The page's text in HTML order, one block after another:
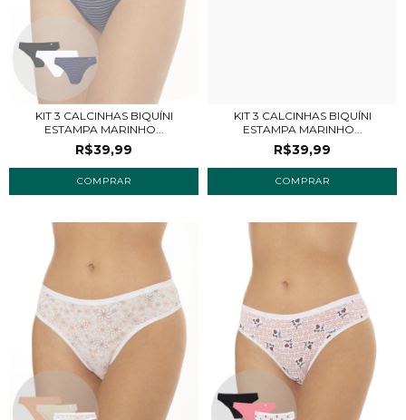
KIT 3 CALCINHAS BIQUÍNI
ESTAMPA MARINHO...
R$39,99
COMPRAR
KIT 3 CALCINHAS BIQUÍNI
ESTAMPA MARINHO...
R$39,99
COMPRAR